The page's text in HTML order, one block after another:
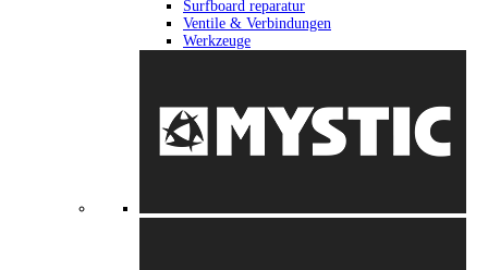
Surfboard reparatur
Ventile & Verbindungen
Werkzeuge